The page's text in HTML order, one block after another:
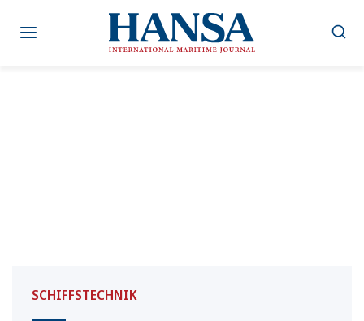
Inhalt
SCHIFFSTECHNIK